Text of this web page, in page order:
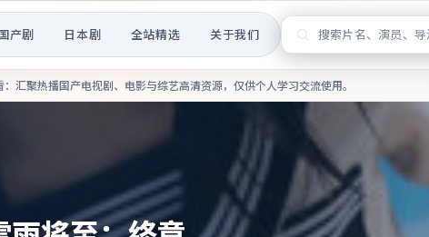
产剧 日本剧 全站精选 关于我们
视剧、电影与综艺高清正版
：汇聚热播国产电视剧、电影与综艺高清资源，仅供个人学习交流使用。